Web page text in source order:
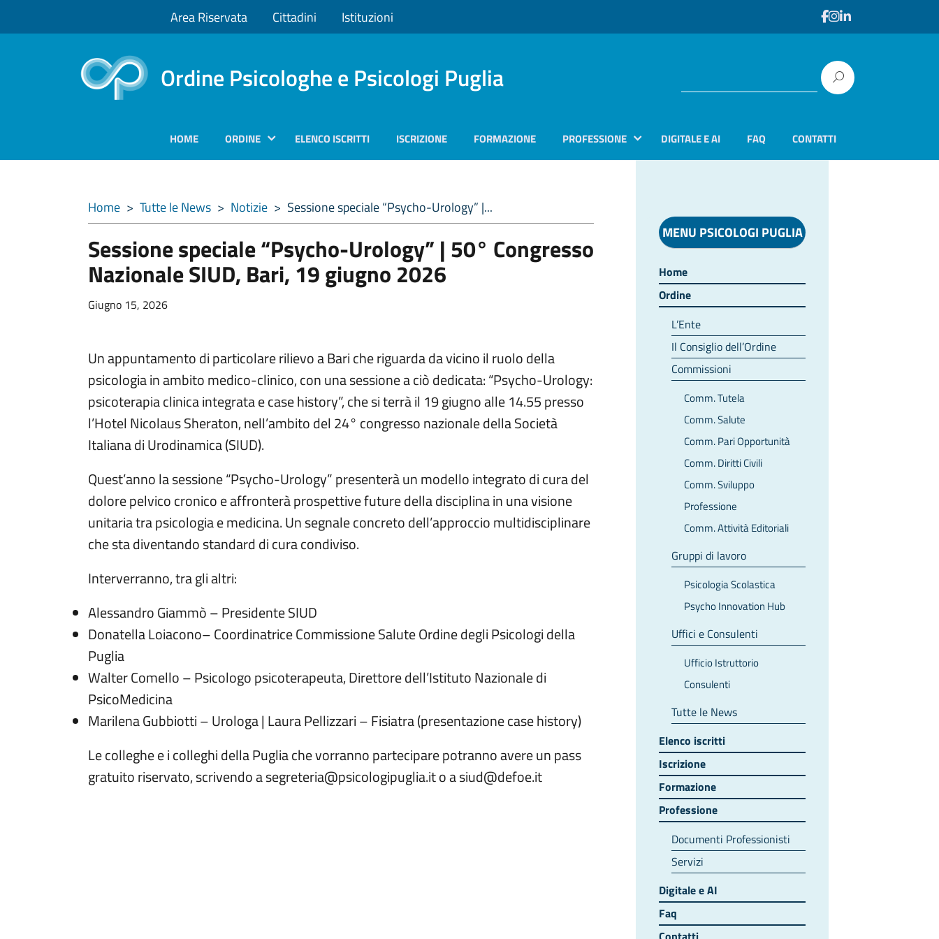
Area Riservata Cittadini Istituzioni
Ordine Psicologhe e Psicologi Puglia
HOME ORDINE ELENCO ISCRITTI ISCRIZIONE FORMAZIONE PROFESSIONE DIGITALE E AI FAQ CONTATTI
Home > Tutte le News > Notizie > Sessione speciale “Psycho-Urology” |...
Sessione speciale “Psycho-Urology” | 50° Congresso
Nazionale SIUD, Bari, 19 giugno 2026
Giugno 15, 2026
Un appuntamento di particolare rilievo a Bari che riguarda da vicino il ruolo della
psicologia in ambito medico-clinico, con una sessione a ciò dedicata: “Psycho-Urology:
psicoterapia clinica integrata e case history”, che si terrà il 19 giugno alle 14.55 presso
l’Hotel Nicolaus Sheraton, nell’ambito del 24° congresso nazionale della Società
Italiana di Urodinamica (SIUD).
Quest’anno la sessione “Psycho-Urology” presenterà un modello integrato di cura del
dolore pelvico cronico e affronterà prospettive future della disciplina in una visione
unitaria tra psicologia e medicina. Un segnale concreto dell’approccio multidisciplinare
che sta diventando standard di cura condiviso.
Interverranno, tra gli altri:
Alessandro Giammò – Presidente SIUD
Donatella Loiacono– Coordinatrice Commissione Salute Ordine degli Psicologi della
Puglia
Walter Comello – Psicologo psicoterapeuta, Direttore dell’Istituto Nazionale di
PsicoMedicina
Marilena Gubbiotti – Urologa | Laura Pellizzari – Fisiatra (presentazione case history)
Le colleghe e i colleghi della Puglia che vorranno partecipare potranno avere un pass
gratuito riservato, scrivendo a segreteria@psicologipuglia.it o a siud@defoe.it
MENU PSICOLOGI PUGLIA
Home
Ordine
L’Ente
Il Consiglio dell’Ordine
Commissioni
Comm. Tutela
Comm. Salute
Comm. Pari Opportunità
Comm. Diritti Civili
Comm. Sviluppo
Professione
Comm. Attività Editoriali
Gruppi di lavoro
Psicologia Scolastica
Psycho Innovation Hub
Uffici e Consulenti
Ufficio Istruttorio
Consulenti
Tutte le News
Elenco iscritti
Iscrizione
Formazione
Professione
Documenti Professionisti
Servizi
Digitale e AI
Faq